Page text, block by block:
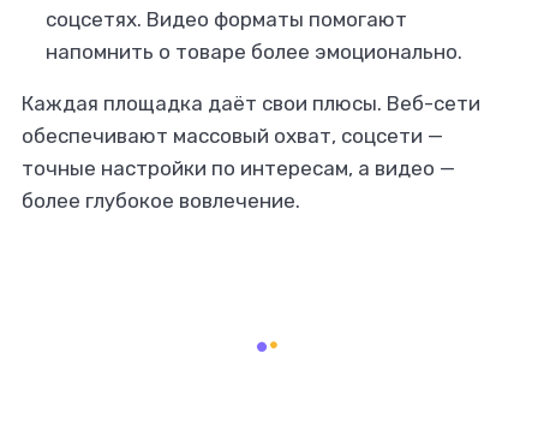
соцсетях. Видео форматы помогают
напомнить о товаре более эмоционально.
Каждая площадка даёт свои плюсы. Веб-сети
обеспечивают массовый охват, соцсети —
точные настройки по интересам, а видео —
более глубокое вовлечение.